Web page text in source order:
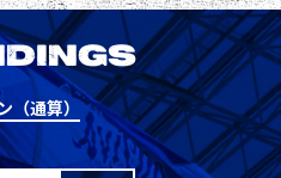
（通算）
1 0 1
1 0 0 1
0 1 -1